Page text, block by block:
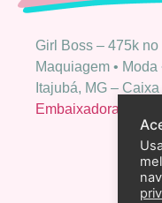
Girl Boss – 475k no
Maquiagem •
Itajubá, MG –
Embaixadora Bio